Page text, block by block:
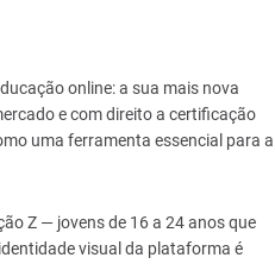
online: a sua mais nova
e com direito a certificação
uma ferramenta essencial para a
Z — jovens de 16 a 24 anos que
visual da plataforma é